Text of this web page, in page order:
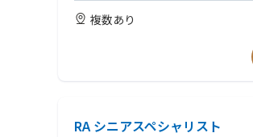
また、将来的には主担当や規制戦略を担
・申請、法規対応、品質保証、設計管理
・CAPA/監査対応
複数あり
RA シニアスペシャリスト